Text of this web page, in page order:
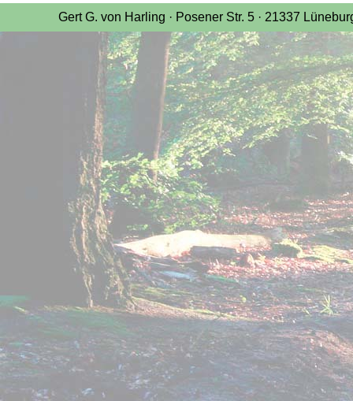
Gert G. von Harling · Posener Str. 5 · 21337